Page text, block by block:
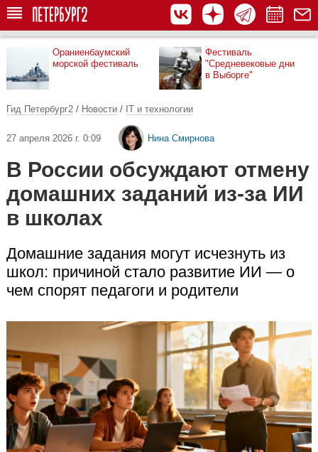
Ораниенбаумский
морской фестиваль
Фестиваль
"Средневековые дни
в Выборге"
Гид Петербург2 / Новости / IT и технологии
27 апреля 2026 г. 0:09 Нина Смирнова
В России обсуждают отмену
домашних заданий из-за ИИ
в школах
Домашние задания могут исчезнуть из
школ: причиной стало развитие ИИ — о
чем спорят педагоги и родители